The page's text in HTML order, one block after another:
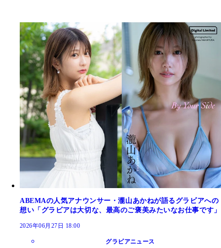
ABEMAの人気アナウンサー・瀧山あかねが語るグラビアへの
想い「グラビアは大切な、最高のご褒美みたいなお仕事です」
2026年06月27日 18:00
グラビアニュース